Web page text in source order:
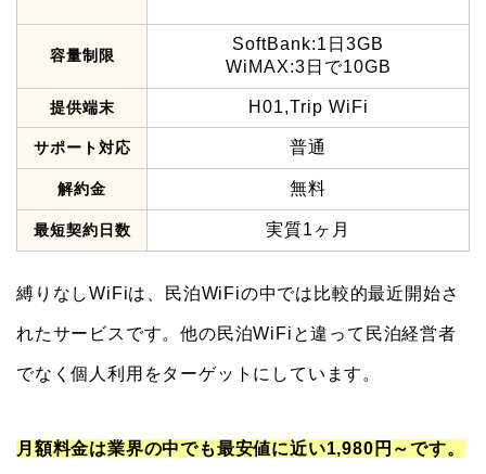
容量制限
SoftBank:1日3GB
WiMAX:3日で10GB
提供端末 H01,Trip WiFi
サポート対応 普通
解約金 無料
最短契約日数 実質1ヶ月
縛りなしWiFiは、民泊WiFiの中では比較的最近開始さ
れたサービスです。他の民泊WiFiと違って民泊経営者
でなく個人利用をターゲットにしています。
月額料金は業界の中でも最安値に近い1,980円～です。